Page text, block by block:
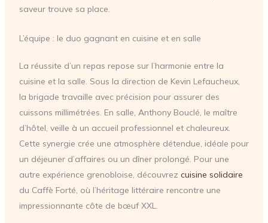
saveur trouve sa place.
L’équipe : le duo gagnant en cuisine et en salle
La réussite d’un repas repose sur l’harmonie entre la
cuisine et la salle. Sous la direction de Kevin Lefaucheux,
la brigade travaille avec précision pour assurer des
cuissons millimétrées. En salle, Anthony Bouclé, le maître
d’hôtel, veille à un accueil professionnel et chaleureux.
Cette synergie crée une atmosphère détendue, idéale pour
un déjeuner d’affaires ou un dîner prolongé. Pour une
autre expérience grenobloise, découvrez cuisine solidaire
du Caffè Forté, où l’héritage littéraire rencontre une
impressionnante côte de bœuf XXL.